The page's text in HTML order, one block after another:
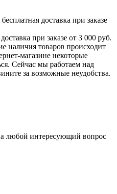
доставка при заказе
при заказе от 3 000 руб.
наличия товаров происходит
магазине некоторые
Сейчас мы работаем над
за возможные неудобства.
любой интересующий вопрос